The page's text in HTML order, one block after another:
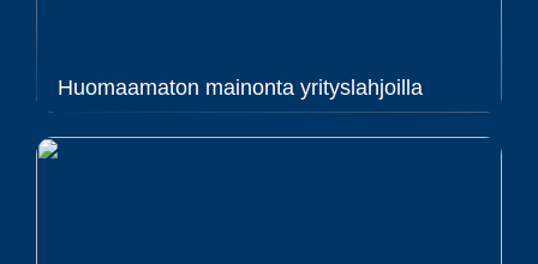
Huomaamaton mainonta yrityslahjoilla